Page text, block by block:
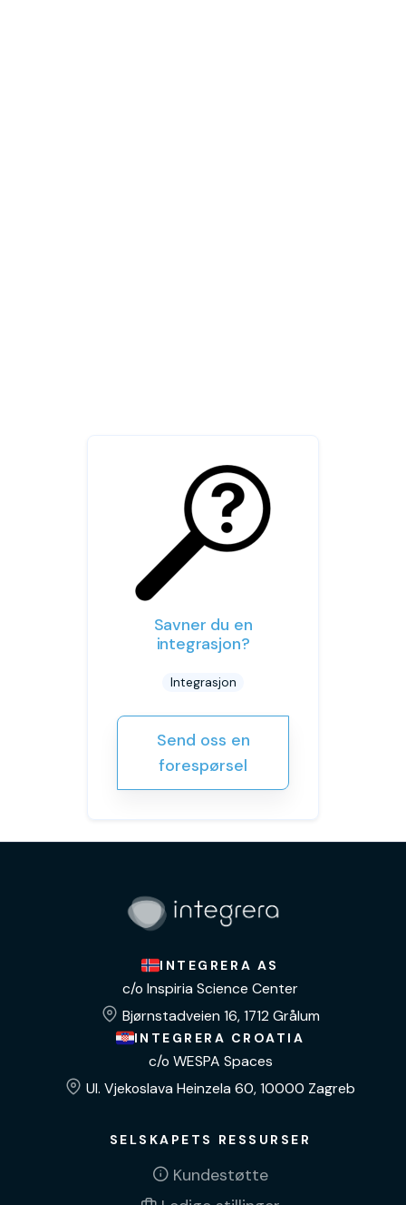
Savner du en
integrasjon?
Integrasjon
Send oss en
forespørsel
INTEGRERA AS
c/o Inspiria Science Center
Bjørnstadveien 16, 1712 Grålum
INTEGRERA CROATIA
c/o WESPA Spaces
Ul. Vjekoslava Heinzela 60, 10000 Zagreb
SELSKAPETS RESSURSER
Kundestøtte